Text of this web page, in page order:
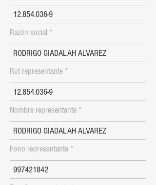
Razón social
Rut representante
Nombre representante
Fono representante